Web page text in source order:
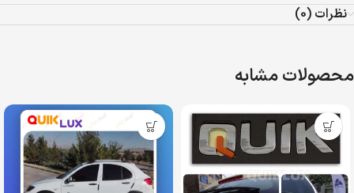
نظرات (0)
محصولات مشابه